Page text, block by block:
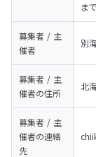
ま
募集者 / 主
催者
別
募集者 / 主
催者の住所
北
募集者 / 主
催者の連絡
先